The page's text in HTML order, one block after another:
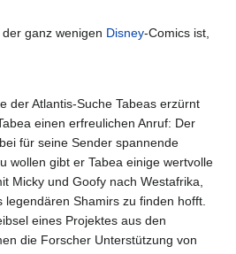
ganz wenigen Disney-Comics ist,
der Atlantis-Suche Tabeas erzürnt
einen erfreulichen Anruf: Der
für seine Sender spannende
wollen gibt er Tabea einige wertvolle
Micky und Goofy nach Westafrika,
Shamirs zu finden hofft.
eines Projektes aus den
die Forscher Unterstützung von